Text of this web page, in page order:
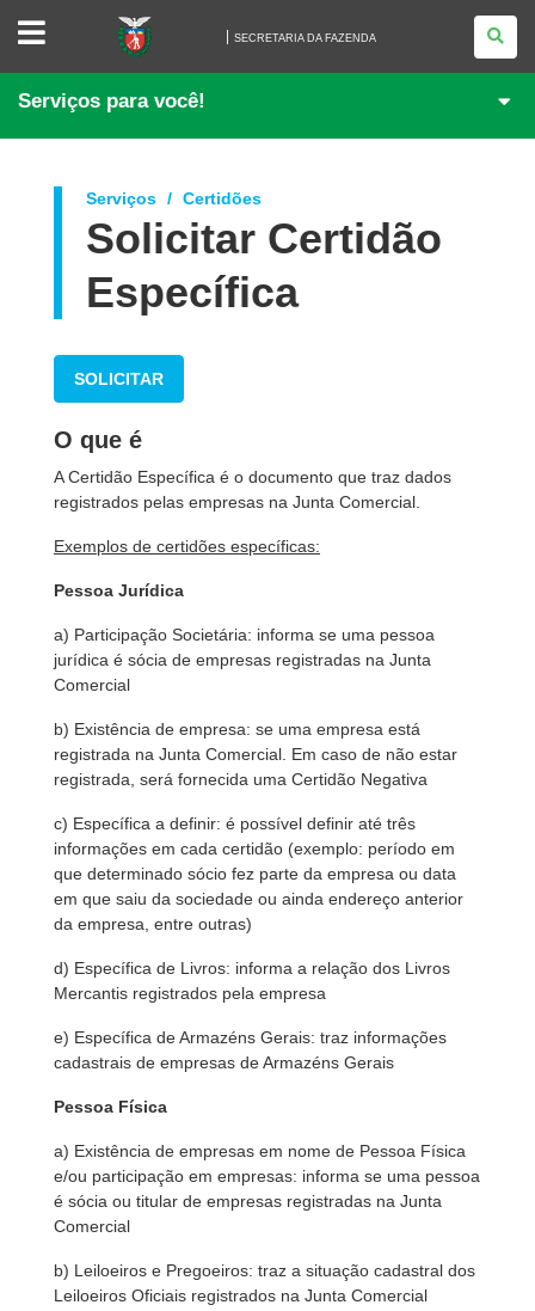
SECRETARIA
FAZENDA
SECRETARIA DA FAZENDA
Serviços para você!
Serviços Certidões
Solicitar Certidão
Específica
SOLICITAR
O que é
A Certidão Específica é o documento que traz dados
registrados pelas empresas na Junta Comercial.
Exemplos de certidões específicas:
Pessoa Jurídica
a) Participação Societária: informa se uma pessoa
jurídica é sócia de empresas registradas na Junta
Comercial
b) Existência de empresa: se uma empresa está
registrada na Junta Comercial. Em caso de não estar
registrada, será fornecida uma Certidão Negativa
c) Específica a definir: é possível definir até três
informações em cada certidão (exemplo: período em
que determinado sócio fez parte da empresa ou data
em que saiu da sociedade ou ainda endereço anterior
da empresa, entre outras)
d) Específica de Livros: informa a relação dos Livros
Mercantis registrados pela empresa
e) Específica de Armazéns Gerais: traz informações
cadastrais de empresas de Armazéns Gerais
Pessoa Física
a) Existência de empresas em nome de Pessoa Física
e/ou participação em empresas: informa se uma pessoa
é sócia ou titular de empresas registradas na Junta
Comercial
b) Leiloeiros e Pregoeiros: traz a situação cadastral dos
Leiloeiros Oficiais registrados na Junta Comercial